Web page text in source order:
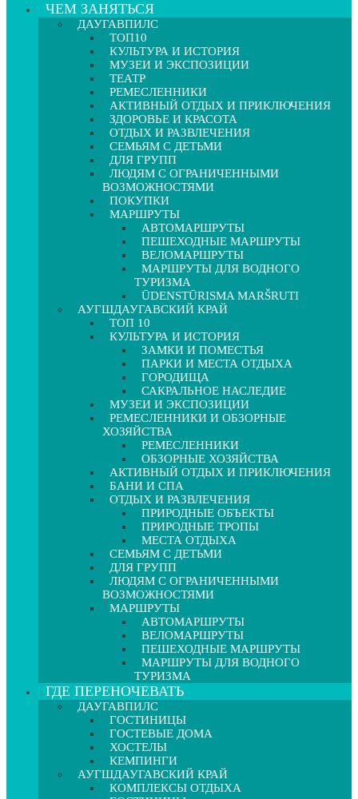
ЧЕМ ЗАНЯТЬСЯ
ДАУГАВПИЛС
ТОП10
КУЛЬТУРА И ИСТОРИЯ
МУЗЕИ И ЭКСПОЗИЦИИ
ТЕАТР
РЕМЕСЛЕННИКИ
АКТИВНЫЙ ОТДЫХ И ПРИКЛЮЧЕНИЯ
ЗДОРОВЬЕ И КРАСОТА
ОТДЫХ И РАЗВЛЕЧЕНИЯ
СЕМЬЯМ С ДЕТЬМИ
ДЛЯ ГРУПП
ЛЮДЯМ С ОГРАНИЧЕННЫМИ
ВОЗМОЖНОСТЯМИ
ПОКУПКИ
МАРШРУТЫ
АВТОМАРШРУТЫ
ПЕШЕХОДНЫЕ МАРШРУТЫ
ВЕЛОМАРШРУТЫ
МАРШРУТЫ ДЛЯ ВОДНОГО
ТУРИЗМА
ŪDENSTŪRISMA MARŠRUTI
АУГШДАУГАВСКИЙ КРАЙ
ТОП 10
КУЛЬТУРА И ИСТОРИЯ
ЗАМКИ И ПОМЕСТЬЯ
ПАРКИ И МЕСТА ОТДЫХА
ГОРОДИЩА
САКРАЛЬНОЕ НАСЛЕДИЕ
МУЗЕИ И ЭКСПОЗИЦИИ
РЕМЕСЛЕННИКИ И ОБЗОРНЫЕ
ХОЗЯЙСТВА
РЕМЕСЛЕННИКИ
ОБЗОРНЫЕ ХОЗЯЙСТВА
АКТИВНЫЙ ОТДЫХ И ПРИКЛЮЧЕНИЯ
БАНИ И СПА
ОТДЫХ И РАЗВЛЕЧЕНИЯ
ПРИРОДНЫЕ ОБЪЕКТЫ
ПРИРОДНЫЕ ТРОПЫ
МЕСТА ОТДЫХА
СЕМЬЯМ С ДЕТЬМИ
ДЛЯ ГРУПП
ЛЮДЯМ С ОГРАНИЧЕННЫМИ
ВОЗМОЖНОСТЯМИ
МАРШРУТЫ
АВТОМАРШРУТЫ
ВЕЛОМАРШРУТЫ
ПЕШЕХОДНЫЕ МАРШРУТЫ
МАРШРУТЫ ДЛЯ ВОДНОГО
ТУРИЗМА
ГДЕ ПЕРЕНОЧЕВАТЬ
ДАУГАВПИЛС
ГОСТИНИЦЫ
ГОСТЕВЫЕ ДОМА
ХОСТЕЛЫ
КЕМПИНГИ
АУГШДАУГАВСКИЙ КРАЙ
КОМПЛЕКСЫ ОТДЫХА